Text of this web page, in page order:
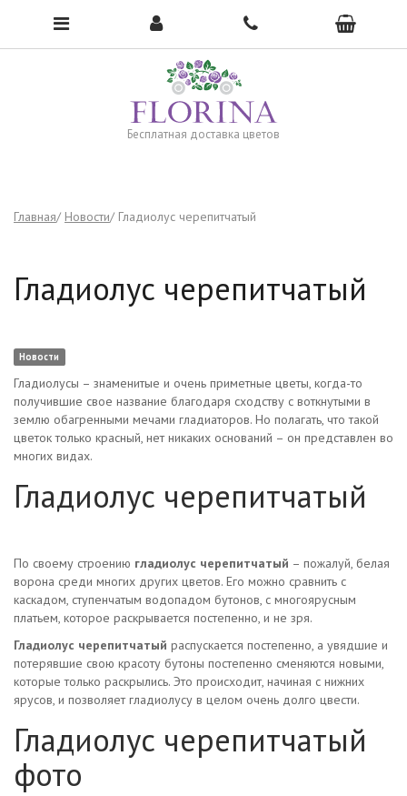
Бесплатная доставка цветов
Чтобы открыть меню, нажмите сюда →
Главная Новости Гладиолус черепитчатый
Гладиолус черепитчатый
Новости
Гладиолусы – знаменитые и очень приметные цветы, когда-то
получившие свое название благодаря сходству с воткнутыми в
землю обагренными мечами гладиаторов. Но полагать, что такой
цветок только красный, нет никаких оснований – он представлен во
многих видах.
Гладиолус черепитчатый
По своему строению гладиолус черепитчатый – пожалуй, белая
ворона среди многих других цветов. Его можно сравнить с
каскадом, ступенчатым водопадом бутонов, с многоярусным
платьем, которое раскрывается постепенно, и не зря.
Гладиолус черепитчатый распускается постепенно, а увядшие и
потерявшие свою красоту бутоны постепенно сменяются новыми,
которые только раскрылись. Это происходит, начиная с нижних
ярусов, и позволяет гладиолусу в целом очень долго цвести.
Гладиолус черепитчатый
фото